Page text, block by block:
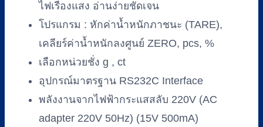
ชิ้น
ไฟเรืองแสง อ่านง่ายชัดเจน
โปรแกรม : หักค่าน้ำหนักภาชนะ (TARE),
เคลียร์ค่าน้ำหนักลงศูนย์ ZERO, pcs, %
เลือกหน่วยชั่ง g , ct
อุปกรณ์มาตรฐาน RS232C Interface
พลังงานจากไฟฟ้ากระแสสลับ 220V (AC
adapter 220V 50Hz) (15V 500mA)